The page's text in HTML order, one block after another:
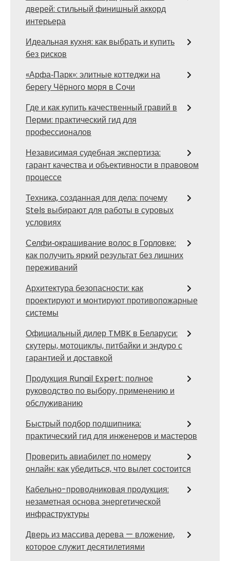
дверей: стильный финишный аккорд
интерьера
Идеальная кухня: как выбрать и купить
без рисков
«Арфа‑Парк»: элитные коттеджи на
берегу Чёрного моря в Сочи
Где и как купить качественный гравий в
Перми: практический гид для
профессионалов
Независимая судебная экспертиза:
гарант качества и объективности в правовом
процессе
Техника, созданная для дела: почему
Stels выбирают для работы в суровых
условиях
Селфи‑окрашивание волос в Горловке:
как получить яркий результат без лишних
переживаний
Архитектура безопасности: как
проектируют и монтируют противопожарные
системы
Официальный дилер TMBK в Беларуси:
скутеры, мотоциклы, питбайки и эндуро с
гарантией и доставкой
Продукция Runail Expert: полное
руководство по выбору, применению и
обслуживанию
Быстрый подбор подшипника:
практический гид для инженеров и мастеров
Проверить авиабилет по номеру
онлайн: как убедиться, что вылет состоится
Кабельно-проводниковая продукция:
незаметная основа энергетической
инфраструктуры
Дверь из массива дерева — вложение,
которое служит десятилетиями